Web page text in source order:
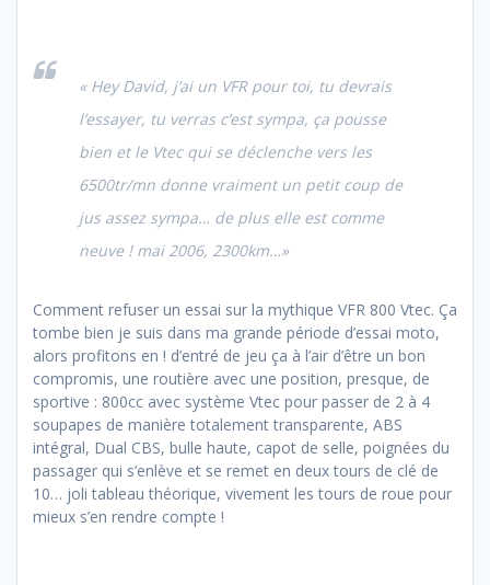
« Hey David, j’ai un VFR pour toi, tu devrais
l’essayer, tu verras c’est sympa, ça pousse
bien et le Vtec qui se déclenche vers les
6500tr/mn donne vraiment un petit coup de
jus assez sympa… de plus elle est comme
neuve ! mai 2006, 2300km…»
Comment refuser un essai sur la mythique VFR 800 Vtec. Ça
tombe bien je suis dans ma grande période d’essai moto,
alors profitons en ! d’entré de jeu ça à l’air d’être un bon
compromis, une routière avec une position, presque, de
sportive : 800cc avec système Vtec pour passer de 2 à 4
soupapes de manière totalement transparente, ABS
intégral, Dual CBS, bulle haute, capot de selle, poignées du
passager qui s’enlève et se remet en deux tours de clé de
10… joli tableau théorique, vivement les tours de roue pour
mieux s’en rendre compte !